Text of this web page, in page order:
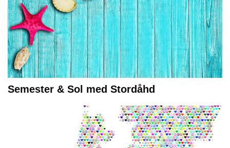
Semester & Sol med Stordåhd